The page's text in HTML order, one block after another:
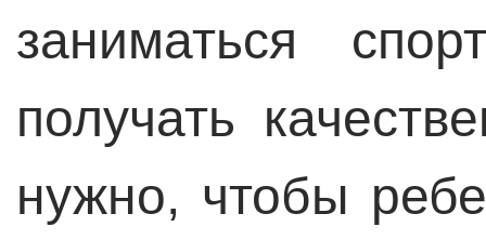
заниматься
получать
нужно, чтобы